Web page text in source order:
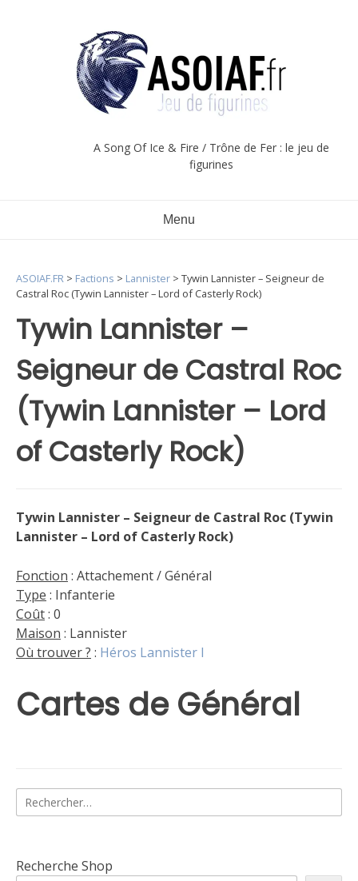
A Song Of Ice & Fire / Trône de Fer : le jeu de
figurines
Menu
Tywin Lannister –
Seigneur de Castral Roc
(Tywin Lannister – Lord
of Casterly Rock)
ASOIAF.FR > Factions > Lannister > Tywin Lannister – Seigneur de
Castral Roc (Tywin Lannister – Lord of Casterly Rock)
Tywin Lannister – Seigneur de Castral Roc (Tywin
Lannister – Lord of Casterly Rock)
Fonction : Attachement / Général
Type : Infanterie
Coût: 0
Maison : Lannister
Où trouver ? : Héros Lannister I
Cartes de Général
Rechercher :
Recherche Shop